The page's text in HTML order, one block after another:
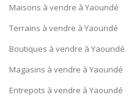
Maisons à vendre à Yaoundé
Terrains à vendre à Yaoundé
Boutiques à vendre à Yaoundé
Magasins à vendre à Yaoundé
Entrepots à vendre à Yaoundé